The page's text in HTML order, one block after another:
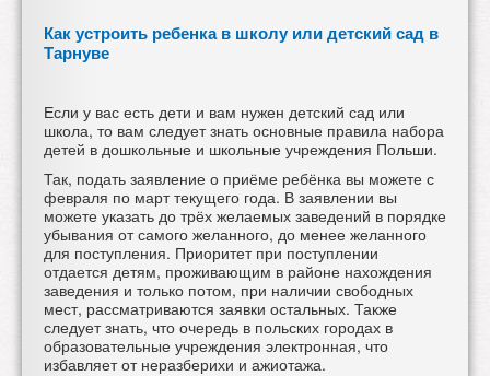
Как устроить ребенка в школу или детский сад в
Тарнуве
Если у вас есть дети и вам нужен детский сад или
школа, то вам следует знать основные правила набора
детей в дошкольные и школьные учреждения Польши.
Так, подать заявление о приёме ребёнка вы можете с
февраля по март текущего года. В заявлении вы
можете указать до трёх желаемых заведений в порядке
убывания от самого желанного, до менее желанного
для поступления. Приоритет при поступлении
отдается детям, проживающим в районе нахождения
заведения и только потом, при наличии свободных
мест, рассматриваются заявки остальных. Также
следует знать, что очередь в польских городах в
образовательные учреждения электронная, что
избавляет от неразберихи и ажиотажа.